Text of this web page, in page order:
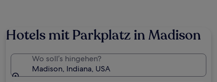
Hotels mit Parkplatz in Madison
Wo soll’s hingehen?
Madison, Indiana, USA